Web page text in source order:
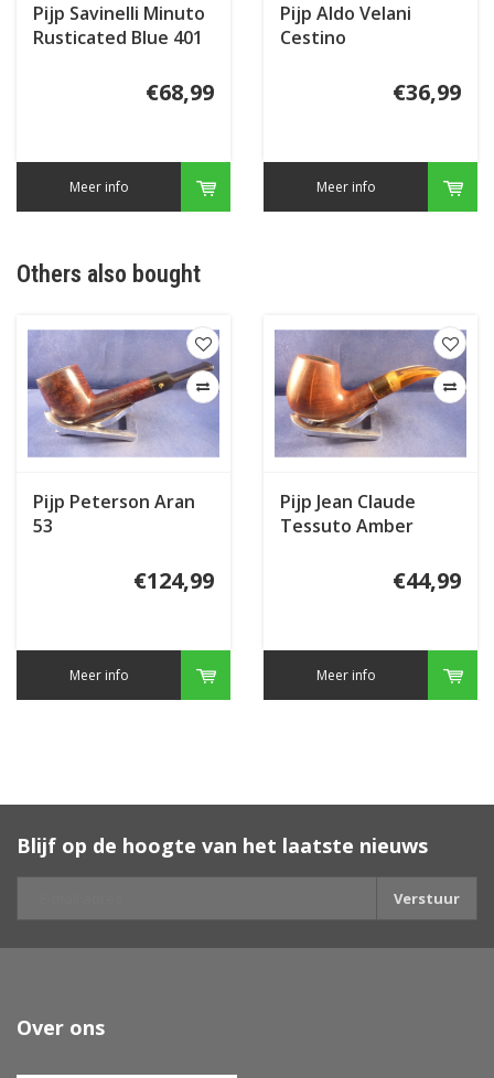
Pijp Savinelli Minuto
Rusticated Blue 401
€68,99
Meer info
Pijp Aldo Velani
Cestino
€36,99
Meer info
Others also bought
Pijp Peterson Aran
53
€124,99
Meer info
Pijp Jean Claude
Tessuto Amber
€44,99
Meer info
Blijf op de hoogte van het laatste nieuws
Verstuur
Over ons